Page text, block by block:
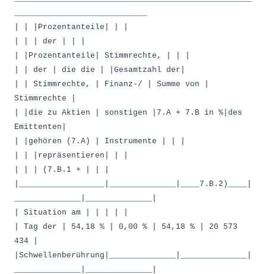
| | |Prozentanteile| | |
| | | der | | |
| |Prozentanteile| Stimmrechte, | | |
| | der | die die | |Gesamtzahl der|
| | Stimmrechte, | Finanz-/ | Summe von |
Stimmrechte |
| |die zu Aktien | sonstigen |7.A + 7.B in %|des
Emittenten|
| |gehören (7.A) | Instrumente | | |
| | |repräsentieren| | |
| | | (7.B.1 + | | |
|__________________|______________|____7.B.2)____|
| Situation am | | | | |
| Tag der | 54,18 % | 0,00 % | 54,18 % | 20 573
434 |
|Schwellenberührung|______________|______________|